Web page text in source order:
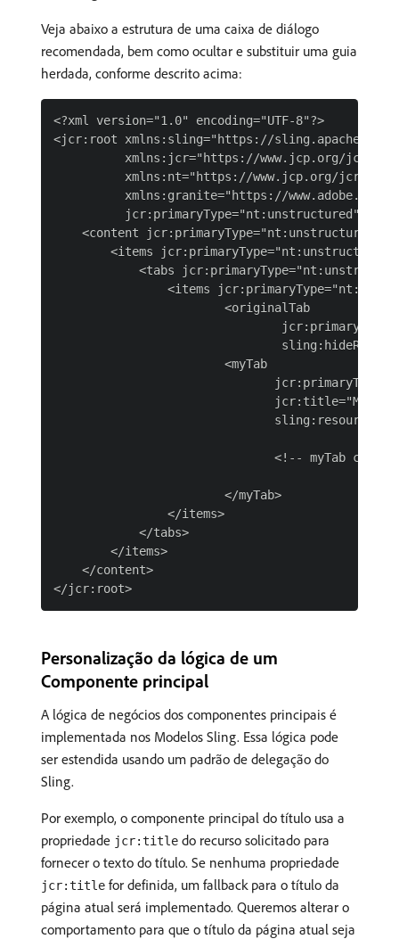
Veja abaixo a estrutura de uma caixa de diálogo
recomendada, bem como ocultar e substituir uma guia
herdada, conforme descrito acima:
<?xml version="1.0" encoding="UTF-8"?>
<jcr:root xmlns:sling="https://
xmlns:jcr="https://www.jcp.org/jcr/
xmlns:nt="https://www.jcp.org/jcr/nt/
xmlns:granite="https://www.adobe.com/
          jcr:primaryType="nt:unstructured">
    <content jcr:primaryType="nt:unstructured">
<items
<tabs
<items
                        <originalTab
                        <myTab
jcr:title="My
<!-- myTab
                        </myTab>
                </items>
            </tabs>
        </items>
    </content>
Personalização da lógica de um
Componente principal
A lógica de negócios dos componentes principais é
implementada nos Modelos Sling. Essa lógica pode
ser estendida usando um padrão de delegação do
Sling.
Por exemplo, o componente principal do título usa a
propriedade jcr:title do recurso solicitado para
fornecer o texto do título. Se nenhuma propriedade
jcr:title for definida, um fallback para o título da
página atual será implementado. Queremos alterar o
comportamento para que o título da página atual seja